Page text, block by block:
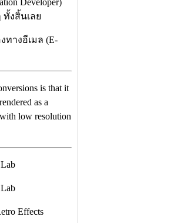
Developer)
ทั้งสิ้นเลย
างอีเมล (E-
is that it
as a
low resolution
Effects